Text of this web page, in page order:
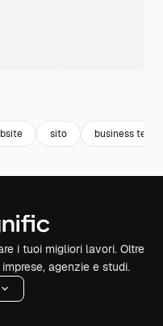
sito business
i tuoi migliori lavori. Oltre
agenzie e studi.